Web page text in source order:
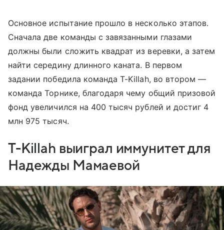
Основное испытание прошло в несколько этапов.
Сначала две команды с завязанными глазами
должны были сложить квадрат из веревки, а затем
найти середину длинного каната. В первом
задании победила команда T-Killah, во втором —
команда Торнике, благодаря чему общий призовой
фонд увеличился на 400 тысяч рублей и достиг 4
млн 975 тысяч.
T-Killah выиграл иммунитет для
Надежды Мамаевой